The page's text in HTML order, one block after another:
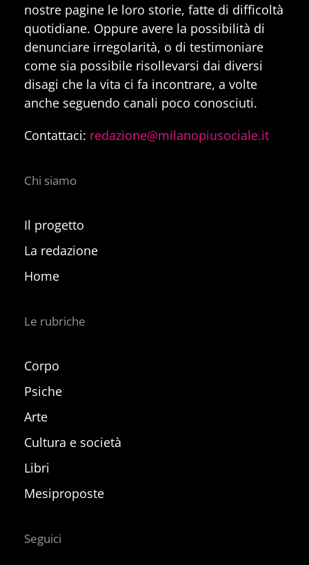
nostre pagine le loro storie, fatte di difficoltà
quotidiane. Oppure avere la possibilità di
denunciare irregolarità, o di testimoniare
come sia possibile risollevarsi dai diversi
disagi che la vita ci fa incontrare, a volte
anche seguendo canali poco conosciuti.
Contattaci: redazione@milanopiusociale.it
Chi siamo
Il progetto
La redazione
Home
Le rubriche
Corpo
Psiche
Arte
Cultura e società
Libri
Mesiproposte
Seguici